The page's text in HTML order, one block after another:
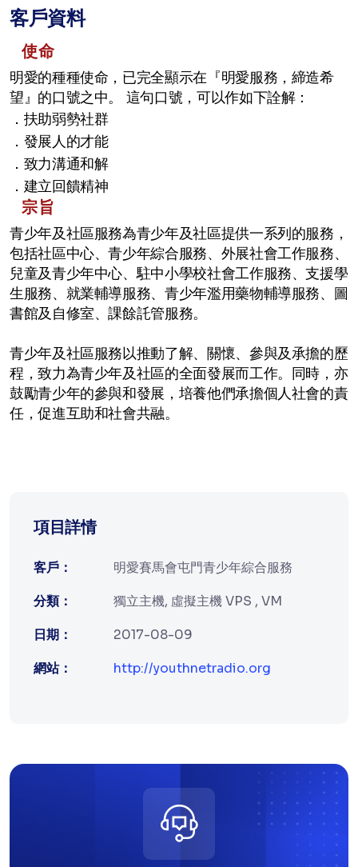
客戶資料
使命
明愛的種種使命，已完全顯示在『明愛服務，締造希
望』的口號之中。 這句口號，可以作如下詮解：​
．扶助弱勢社群
．發展人的才能
．致力溝通和解
．建立回饋精神
宗旨
青少年及社區服務為青少年及社區提供一系列的服務，
包括社區中心、青少年綜合服務、外展社會工作服務、
兒童及青少年中心、駐中小學校社會工作服務、支援學
生服務、就業輔導服務、青少年濫用藥物輔導服務、圖
書館及自修室、課餘託管服務。
青少年及社區服務以推動了解、關懷、參與及承擔的歷
程，致力為青少年及社區的全面發展而工作。同時，亦
鼓勵青少年的參與和發展，培養他們承擔個人社會的責
任，促進互助和社會共融。
項目詳情
客戶：
明愛賽馬會屯門青少年綜合服務
分類：
獨立主機, 虛擬主機 VPS , VM
日期：
2017-08-09
網站：
http://youthnetradio.org